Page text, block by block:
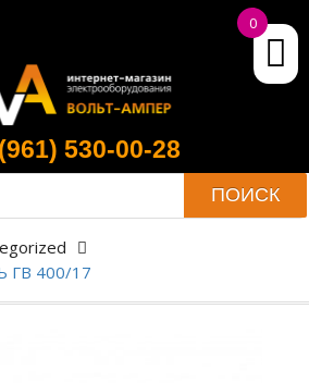
530-00-28
ПОИСК
ГВ 400/17
0